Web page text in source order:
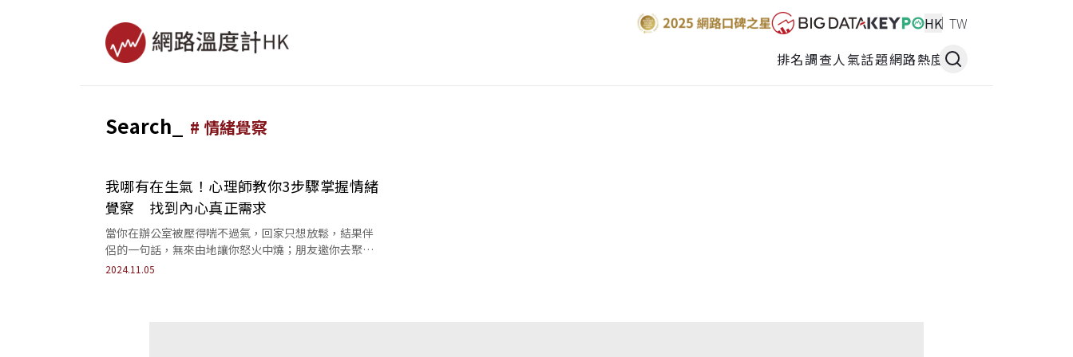
HK TW
排名調查人氣話題網路熱度
Search_ # 情緒覺察
我哪有在生氣！心理師教你3步驟掌握情緒
覺察 找到內心真正需求
當你在辦公室被壓得喘不過氣，回家只想放鬆，結果伴
侶的一句話，無來由地讓你怒火中燒；朋友邀你去聚
會，你聽了反倒覺得煩躁，不明白為什麼自己反應這麼
2024.11.05